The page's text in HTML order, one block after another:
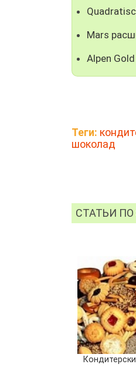
Mars
Alpen
Теги:
шоколад
СТАТЬИ